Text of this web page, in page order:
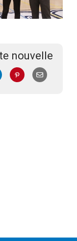
nouvelle